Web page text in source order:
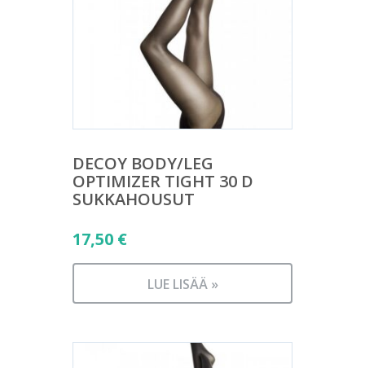
DECOY BODY/LEG
OPTIMIZER TIGHT 30 D
SUKKAHOUSUT
17,50 €
LUE LISÄÄ »